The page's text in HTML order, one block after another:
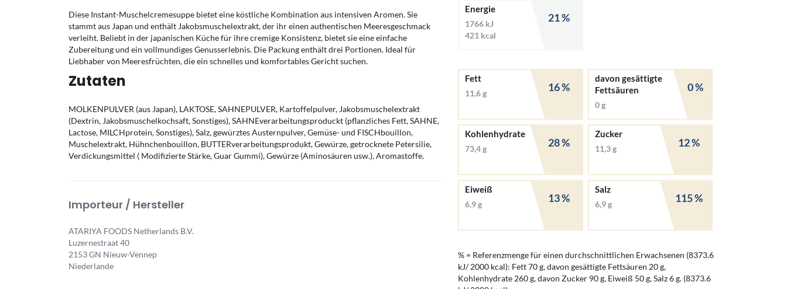
Diese Instant-Muschelcremesuppe bietet eine köstliche Kombination aus intensiven Aromen. Sie
stammt aus Japan und enthält Jakobsmuschelextrakt, der ihr einen authentischen Meeresgeschmack
verleiht. Beliebt in der japanischen Küche für ihre cremige Konsistenz, bietet sie eine einfache
Zubereitung und ein vollmundiges Genusserlebnis. Die Packung enthält drei Portionen. Ideal für
Liebhaber von Meeresfrüchten, die ein schnelles und komfortables Gericht suchen.
Zutaten
MOLKENPULVER (aus Japan), LAKTOSE, SAHNEPULVER, Kartoffelpulver, Jakobsmuschelextrakt
(Dextrin, Jakobsmuschelkochsaft, Sonstiges), SAHNEverarbeitungsproduckt (pflanzliches Fett, SAHNE,
Lactose, MILCHprotein, Sonstiges), Salz, gewürztes Austernpulver, Gemüse- und FISCHbouillon,
Muschelextrakt, Hühnchenbouillon, BUTTERverarbeitungsprodukt, Gewürze, getrocknete Petersilie,
Verdickungsmittel ( Modifizierte Stärke, Guar Gummi), Gewürze (Aminosäuren usw.), Aromastoffe.
Importeur / Hersteller
ATARIYA FOODS Netherlands B.V.
Luzernestraat 40
2153 GN Nieuw-Vennep
Niederlande
Energie
1766 kJ
421 kcal
21 %
Fett
11,6 g 16 %
davon gesättigte
Fettsäuren
0 g
0 %
Kohlenhydrate
73,4 g 28 %
Zucker
11,3 g 12 %
Eiweiß
6,9 g 13 %
Salz
6,9 g 115 %
% = Referenzmenge für einen durchschnittlichen Erwachsenen (8373.6
kJ/ 2000 kcal): Fett 70 g, davon gesättigte Fettsäuren 20 g,
Kohlenhydrate 260 g, davon Zucker 90 g, Eiweiß 50 g, Salz 6 g. (8373.6